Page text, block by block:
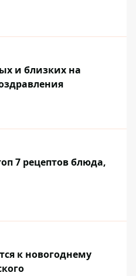
и близких на
7 рецептов блюда,
к новогоднему